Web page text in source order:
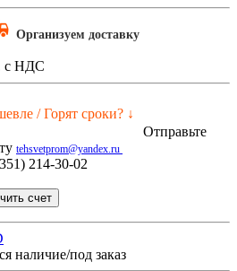
Организуем доставку
с НДС
/ Горят сроки? ↓
Отправьте
tehsvetprom@yandex.ru
214-30-02
счет
наличие/под заказ